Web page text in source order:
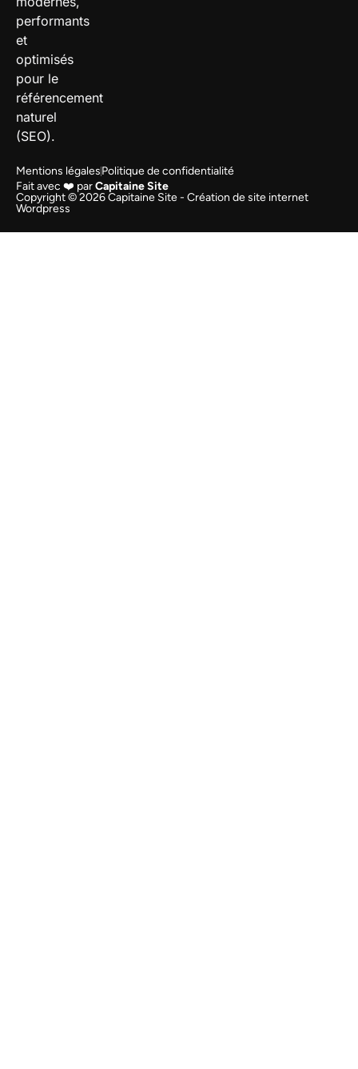
performants
et
optimisés
pour le
référencement
naturel
(SEO).
Copyright © 2026 Capitaine Site - Création de site internet
Wordpress
Fait avec ❤️ parCapitaine Site
Mentions légalesPolitique de confidentialité